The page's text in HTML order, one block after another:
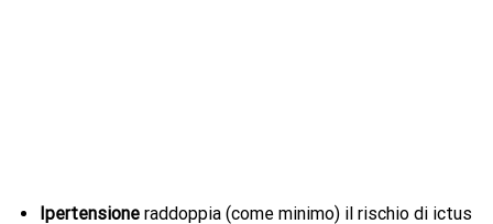
Ipertensioneraddoppia (come minimo) il rischio di ictus